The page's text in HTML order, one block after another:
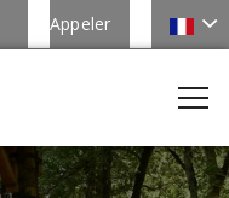
Appeler